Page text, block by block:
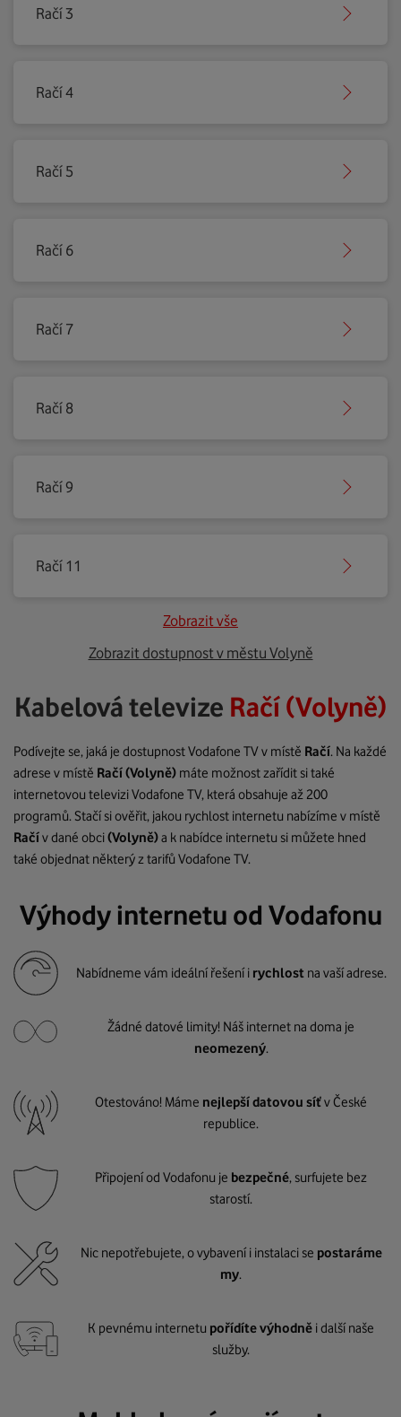
Račí 3
Račí 4
Račí 5
Račí 6
Račí 7
Račí 8
Račí 9
Račí 11
Zobrazit vše
Zobrazit dostupnost v městu Volyně
Kabelová televize Račí (Volyně)
Podívejte se, jaká je dostupnost Vodafone TV v místě Račí. Na každé
adrese v místě Račí(Volyně) máte možnost zařídit si také
internetovou televizi Vodafone TV, která obsahuje až 200
programů. Stačí si ověřit, jakou rychlost internetu nabízíme v místě
Račív dané obci(Volyně)a k nabídce internetu si můžete hned
také objednat některý z tarifů Vodafone TV.
Výhody internetu od Vodafonu
Nabídneme vám ideální řešení i rychlost na vaší adrese.
Žádné datové limity! Náš internet na doma je
neomezený.
Otestováno! Máme nejlepší datovou síťv České
republice.
Připojení od Vodafonu je bezpečné, surfujete bez
starostí.
Nic nepotřebujete, o vybavení i instalaci se postaráme
my.
K pevnému internetu pořídíte výhodně i další naše
služby.